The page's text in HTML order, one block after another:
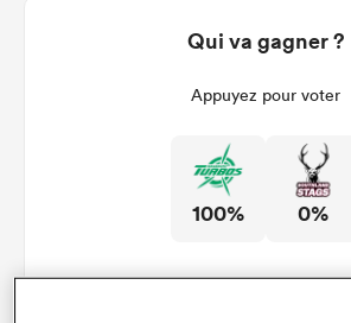
Qui va gagner ?
Appuyez pour voter
100% 0%